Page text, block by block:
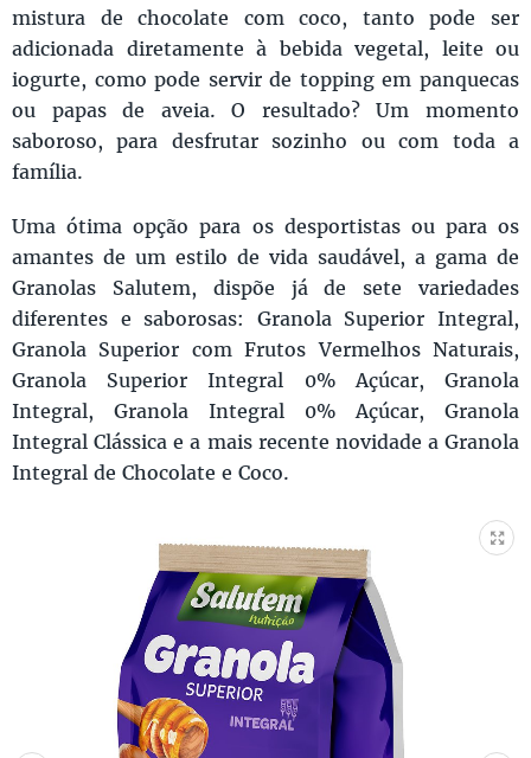
mistura de chocolate com coco, tanto pode ser
adicionada diretamente à bebida vegetal, leite ou
iogurte, como pode servir de topping em panquecas
ou papas de aveia. O resultado? Um momento
saboroso, para desfrutar sozinho ou com toda a
família.
Uma ótima opção para os desportistas ou para os
amantes de um estilo de vida saudável, a gama de
Granolas Salutem, dispõe já de sete variedades
diferentes e saborosas: Granola Superior Integral,
Granola Superior com Frutos Vermelhos Naturais,
Granola Superior Integral 0% Açúcar, Granola
Integral, Granola Integral 0% Açúcar, Granola
Integral Clássica e a mais recente novidade a Granola
Integral de Chocolate e Coco.